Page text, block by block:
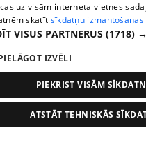
uz visām interneta vietnes
skatīt sīkdatņu
VISUS PARTNERUS (1718) →
IZVĒLI
PIEKRIST VISĀM
ATSTĀT TEHNISKĀS